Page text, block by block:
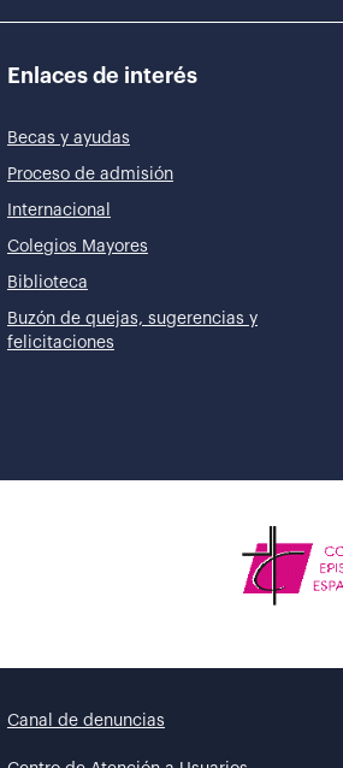
Enlaces de interés
Becas y ayudas
Proceso de admisión
Internacional
Colegios Mayores
Biblioteca
Buzón de quejas, sugerencias y
felicitaciones
Canal de denuncias